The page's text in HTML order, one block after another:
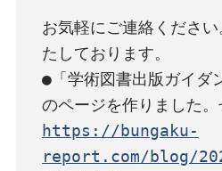
お気軽にご連絡くださ
たしております。
●「学術図書出版ガイダ
https://bungaku-
report.com/blog/